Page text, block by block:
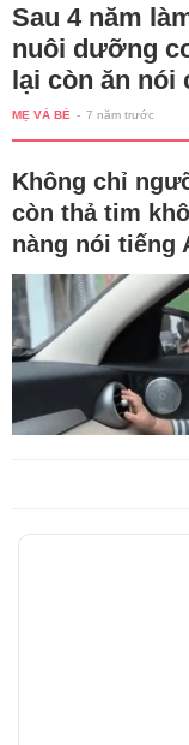
Sau 4 năm
nuôi dưỡng
lại còn ăn nói
MẸ VÀ BÉ - 7 năm trước
Không chỉ
còn thả tim
nàng nói tiếng